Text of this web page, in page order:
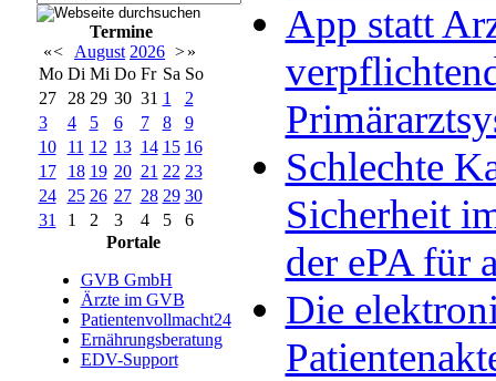
Termine
«< August 2026 >»
Mo Di Mi Do Fr Sa So
27
28 29 30 31 1
2
3
4 5 6 7 8
9
10
11 12 13 14 15 16
17
18 19 20 21 22 23
24
25 26 27 28 29 30
31
1 2 3 4 5
6
Portale
GVB GmbH
Ärzte im GVB
Patientenvollmacht24
Ernährungsberatung
EDV-Support
App statt
Schlechte
Sicherheit
der ePA für
Die